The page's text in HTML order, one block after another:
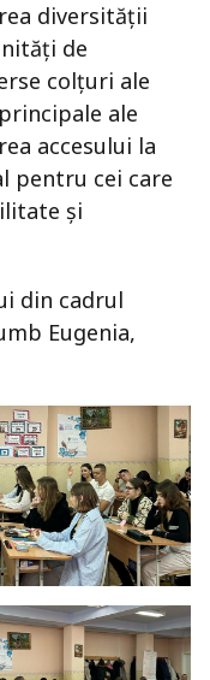
diversității
de
colțuri ale
ale
accesului la
pentru cei care
și
din cadrul
Eugenia,